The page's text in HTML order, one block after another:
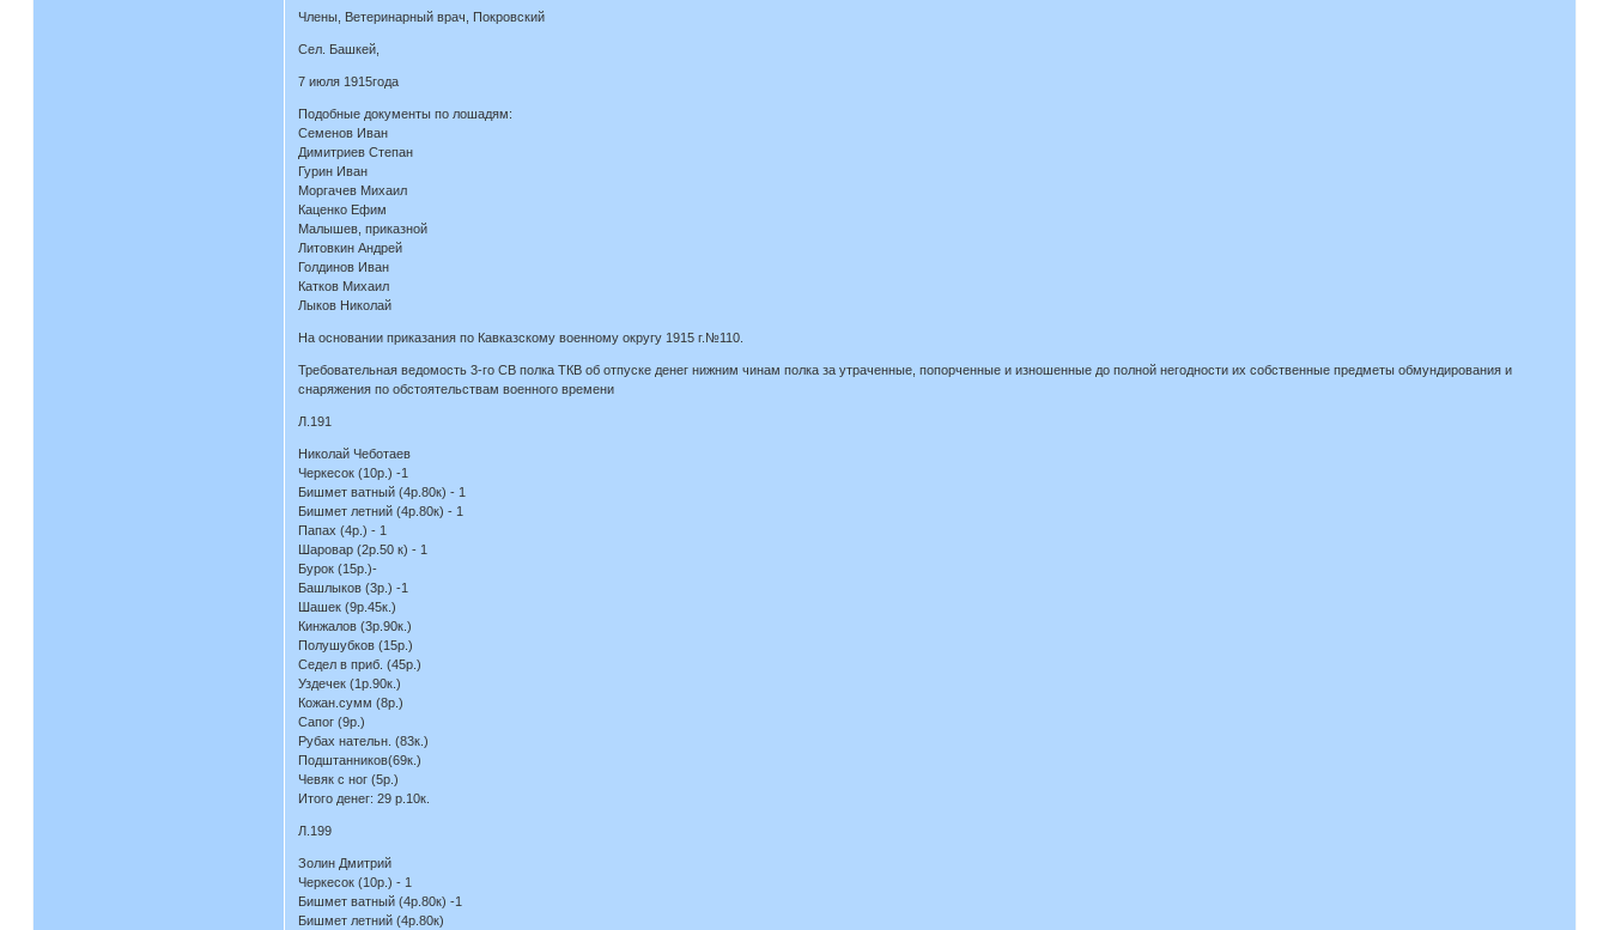
Члены, Ветеринарный врач, Покровский
Сел. Башкей,
7 июля 1915года
Подобные документы по лошадям:
Семенов Иван
Димитриев Степан
Гурин Иван
Моргачев Михаил
Каценко Ефим
Малышев, приказной
Литовкин Андрей
Голдинов Иван
Катков Михаил
Лыков Николай
На основании приказания по Кавказскому военному округу 1915 г.№110.
Требовательная ведомость 3-го СВ полка ТКВ об отпуске денег нижним чинам полка за утраченные, попорченные и изношенные до полной негодности их собственные предметы обмундирования и
снаряжения по обстоятельствам военного времени
Л.191
Николай Чеботаев
Черкесок (10р.) -1
Бишмет ватный (4р.80к) - 1
Бишмет летний (4р.80к) - 1
Папах (4р.) - 1
Шаровар (2р.50 к) - 1
Бурок (15р.)-
Башлыков (3р.) -1
Шашек (9р.45к.)
Кинжалов (3р.90к.)
Полушубков (15р.)
Седел в приб. (45р.)
Уздечек (1р.90к.)
Кожан.сумм (8р.)
Сапог (9р.)
Рубах нательн. (83к.)
Подштанников(69к.)
Чевяк с ног (5р.)
Итого денег: 29 р.10к.
Л.199
Золин Дмитрий
Черкесок (10р.) - 1
Бишмет ватный (4р.80к) -1
Бишмет летний (4р.80к)